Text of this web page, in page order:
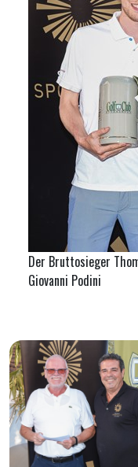
Der Bruttosieger
Giovanni Podini